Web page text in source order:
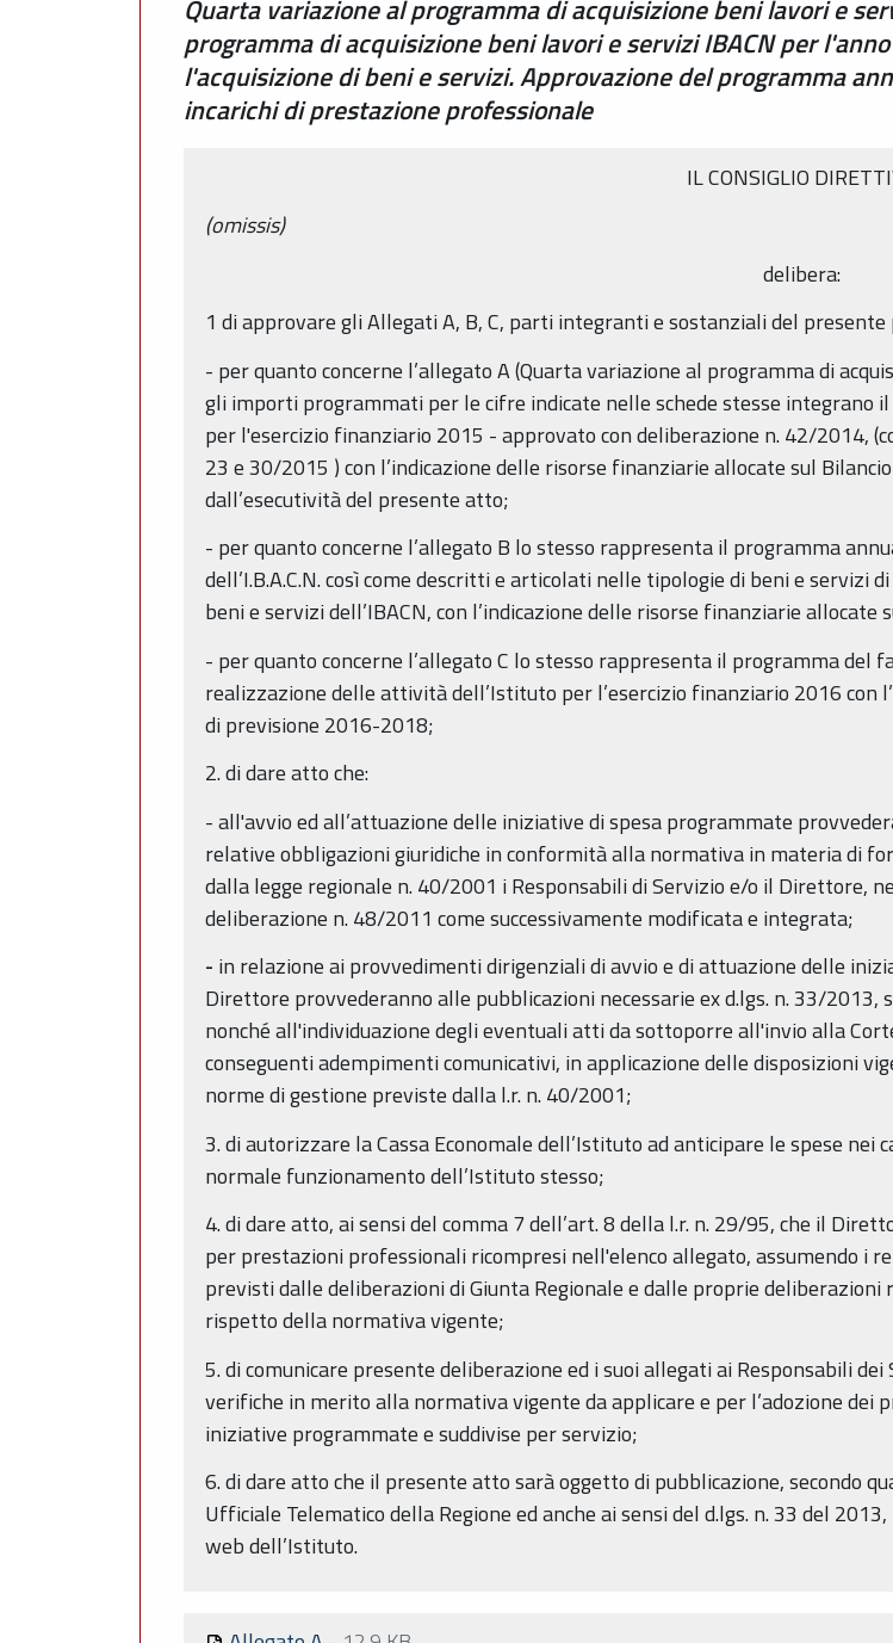
Quarta variazione al programma di acquisizione beni lavori e
programma di acquisizione beni lavori e servizi IBACN per
l'acquisizione di beni e servizi. Approvazione del programma
incarichi di prestazione professionale
IL CONSIGLIO
(omissis)
delibera:
1 di approvare gli Allegati A, B, C, parti integranti e sostanziali del
- per quanto concerne l’allegato A (Quarta variazione al programma di
gli importi programmati per le cifre indicate nelle schede stesse integrano il
per l'esercizio finanziario 2015 - approvato con deliberazione n. 42/2014,
23 e 30/2015 ) con l’indicazione delle risorse finanziarie allocate sul
dall’esecutività del presente atto;
- per quanto concerne l’allegato B lo stesso rappresenta il programma
dell’I.B.A.C.N. così come descritti e articolati nelle tipologie di beni e servizi
beni e servizi dell’IBACN, con l’indicazione delle risorse finanziarie
- per quanto concerne l’allegato C lo stesso rappresenta il programma
realizzazione delle attività dell’Istituto per l’esercizio finanziario 2016 con
di previsione 2016-2018;
2. di dare atto che:
- all'avvio ed all’attuazione delle iniziative di spesa programmate
relative obbligazioni giuridiche in conformità alla normativa in materia di
dalla legge regionale n. 40/2001 i Responsabili di Servizio e/o il Direttore,
deliberazione n. 48/2011 come successivamente modificata e integrata;
- in relazione ai provvedimenti dirigenziali di avvio e di attuazione delle
Direttore provvederanno alle pubblicazioni necessarie ex d.lgs. n. 33/
nonché all'individuazione degli eventuali atti da sottoporre all'invio alla
conseguenti adempimenti comunicativi, in applicazione delle disposizioni
norme di gestione previste dalla l.r. n. 40/2001;
3. di autorizzare la Cassa Economale dell’Istituto ad anticipare le spese nei
normale funzionamento dell’Istituto stesso;
4. di dare atto, ai sensi del comma 7 dell’art. 8 della l.r. n. 29/95, che il
per prestazioni professionali ricompresi nell'elenco allegato, assumendo i
previsti dalle deliberazioni di Giunta Regionale e dalle proprie
rispetto della normativa vigente;
5. di comunicare presente deliberazione ed i suoi allegati ai Responsabili
verifiche in merito alla normativa vigente da applicare e per l’adozione dei
iniziative programmate e suddivise per servizio;
6. di dare atto che il presente atto sarà oggetto di pubblicazione, secondo
Ufficiale Telematico della Regione ed anche ai sensi del d.lgs. n. 33 del
web dell’Istituto.